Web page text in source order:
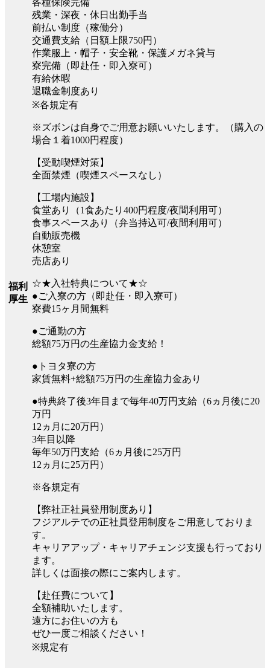
福利
厚生
残業・深夜・休日出勤手当
前払い制度（稼働分）
交通費支給（日額上限750円）
作業服上・帽子・安全靴・保護メガネ貸与
寮完備（即赴任・即入寮可）
有給休暇
退職金制度あり
※各規定有
※ズボンは自身でご用意お願いいたします。（購入の
場合１着1000円程度）
【受動喫煙対策】
全面禁煙（喫煙スペースなし）
【工場内施設】
食堂あり（1食あたり400円程度/夜間利用可）
食事スペースあり（弁当持込可/夜間利用可）
自動販売機
休憩室
売店あり
☆★入社特典について★☆
●ご入寮の方（即赴任・即入寮可）
寮費15ヶ月間無料
●ご通勤の方
総額75万円の生産協力金支給！
●トヨタ寮の方
家賃無料+総額75万円の生産協力金あり
●特典終了後3年目まで毎年40万円支給（6ヵ月後に20
万円
12ヵ月に20万円）
3年目以降
毎年50万円支給（6ヵ月後に25万円
12ヵ月に25万円）
※各規定有
【弊社正社員登用制度あり】
フジアルテでの正社員登用制度をご用意しておりま
す。
キャリアアップ・キャリアチェンジ支援も行っており
ます。
詳しくは面接の際にご案内します。
【赴任費について】
全額補助いたします。
遠方にお住いの方も
ぜひ一度ご相談ください！
※規定有